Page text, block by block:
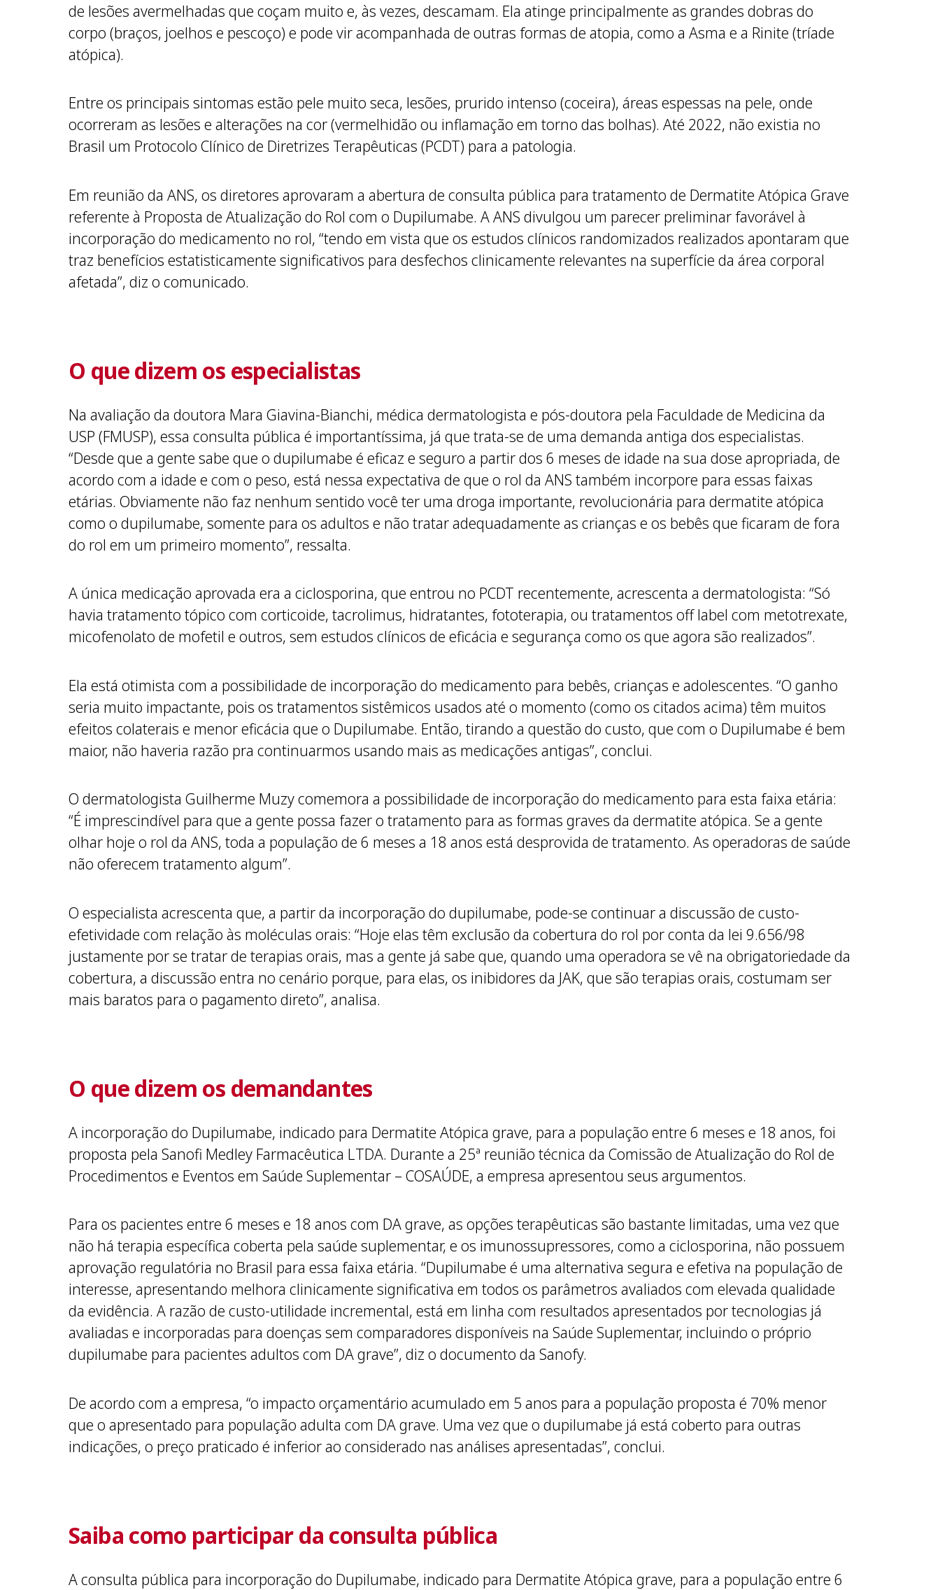
de lesões avermelhadas que coçam muito e, às vezes, descamam. Ela atinge principalmente as grandes dobras do
corpo (braços, joelhos e pescoço) e pode vir acompanhada de outras formas de atopia, como a Asma e a Rinite (tríade
atópica).
Entre os principais sintomas estão pele muito seca, lesões, prurido intenso (coceira), áreas espessas na pele, onde
ocorreram as lesões e alterações na cor (vermelhidão ou inflamação em torno das bolhas). Até 2022, não existia no
Brasil um Protocolo Clínico de Diretrizes Terapêuticas (PCDT) para a patologia.
Em reunião da ANS, os diretores aprovaram a abertura de consulta pública para tratamento de Dermatite Atópica Grave
referente à Proposta de Atualização do Rol com o Dupilumabe. A ANS divulgou um parecer preliminar favorável à
incorporação do medicamento no rol, “tendo em vista que os estudos clínicos randomizados realizados apontaram que
traz benefícios estatisticamente significativos para desfechos clinicamente relevantes na superfície da área corporal
afetada”, diz o comunicado.
O que dizem os especialistas
Na avaliação da doutora Mara Giavina-Bianchi, médica dermatologista e pós-doutora pela Faculdade de Medicina da
USP (FMUSP), essa consulta pública é importantíssima, já que trata-se de uma demanda antiga dos especialistas.
“Desde que a gente sabe que o dupilumabe é eficaz e seguro a partir dos 6 meses de idade na sua dose apropriada, de
acordo com a idade e com o peso, está nessa expectativa de que o rol da ANS também incorpore para essas faixas
etárias. Obviamente não faz nenhum sentido você ter uma droga importante, revolucionária para dermatite atópica
como o dupilumabe, somente para os adultos e não tratar adequadamente as crianças e os bebês que ficaram de fora
do rol em um primeiro momento”, ressalta.
A única medicação aprovada era a ciclosporina, que entrou no PCDT recentemente, acrescenta a dermatologista: “Só
havia tratamento tópico com corticoide, tacrolimus, hidratantes, fototerapia, ou tratamentos off label com metotrexate,
micofenolato de mofetil e outros, sem estudos clínicos de eficácia e segurança como os que agora são realizados”.
Ela está otimista com a possibilidade de incorporação do medicamento para bebês, crianças e adolescentes. “O ganho
seria muito impactante, pois os tratamentos sistêmicos usados até o momento (como os citados acima) têm muitos
efeitos colaterais e menor eficácia que o Dupilumabe. Então, tirando a questão do custo, que com o Dupilumabe é bem
maior, não haveria razão pra continuarmos usando mais as medicações antigas”, conclui.
O dermatologista Guilherme Muzy comemora a possibilidade de incorporação do medicamento para esta faixa etária:
“É imprescindível para que a gente possa fazer o tratamento para as formas graves da dermatite atópica. Se a gente
olhar hoje o rol da ANS, toda a população de 6 meses a 18 anos está desprovida de tratamento. As operadoras de saúde
não oferecem tratamento algum”.
O especialista acrescenta que, a partir da incorporação do dupilumabe, pode-se continuar a discussão de custo-
efetividade com relação às moléculas orais: “Hoje elas têm exclusão da cobertura do rol por conta da lei 9.656/98
justamente por se tratar de terapias orais, mas a gente já sabe que, quando uma operadora se vê na obrigatoriedade da
cobertura, a discussão entra no cenário porque, para elas, os inibidores da JAK, que são terapias orais, costumam ser
mais baratos para o pagamento direto”, analisa.
O que dizem os demandantes
A incorporação do Dupilumabe, indicado para Dermatite Atópica grave, para a população entre 6 meses e 18 anos, foi
proposta pela Sanofi Medley Farmacêutica LTDA. Durante a 25ª reunião técnica da Comissão de Atualização do Rol de
Procedimentos e Eventos em Saúde Suplementar – COSAÚDE, a empresa apresentou seus argumentos.
Para os pacientes entre 6 meses e 18 anos com DA grave, as opções terapêuticas são bastante limitadas, uma vez que
não há terapia específica coberta pela saúde suplementar, e os imunossupressores, como a ciclosporina, não possuem
aprovação regulatória no Brasil para essa faixa etária. “Dupilumabe é uma alternativa segura e efetiva na população de
interesse, apresentando melhora clinicamente significativa em todos os parâmetros avaliados com elevada qualidade
da evidência. A razão de custo-utilidade incremental, está em linha com resultados apresentados por tecnologias já
avaliadas e incorporadas para doenças sem comparadores disponíveis na Saúde Suplementar, incluindo o próprio
dupilumabe para pacientes adultos com DA grave”, diz o documento da Sanofy.
De acordo com a empresa, “o impacto orçamentário acumulado em 5 anos para a população proposta é 70% menor
que o apresentado para população adulta com DA grave. Uma vez que o dupilumabe já está coberto para outras
indicações, o preço praticado é inferior ao considerado nas análises apresentadas”, conclui.
Saiba como participar da consulta pública
A consulta pública para incorporação do Dupilumabe, indicado para Dermatite Atópica grave, para a população entre 6